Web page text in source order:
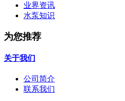
业界资讯
水泵知识
为您推荐
关于我们
公司简介
联系我们